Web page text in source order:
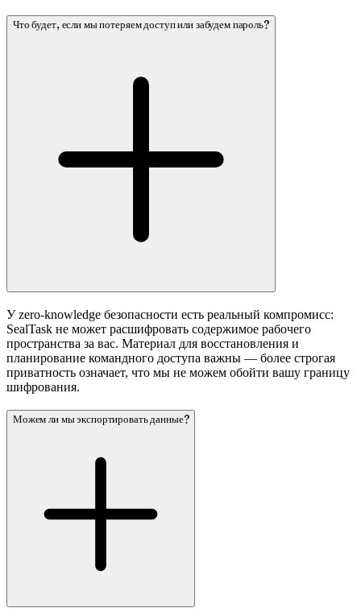
Что будет, если мы потеряем доступ или забудем пароль?
У zero-knowledge безопасности есть реальный компромисс:
SealTask не может расшифровать содержимое рабочего
пространства за вас. Материал для восстановления и
планирование командного доступа важны — более строгая
приватность означает, что мы не можем обойти вашу границу
шифрования.
Можем ли мы экспортировать данные?